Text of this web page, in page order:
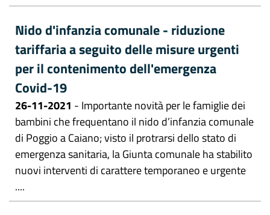
Nido d'infanzia comunale - riduzione
tariffaria a seguito delle misure urgenti
per il contenimento dell'emergenza
Covid-19
26-11-2021 - Importante novità per le famiglie dei
bambini che frequentano il nido d’infanzia comunale
di Poggio a Caiano; visto il protrarsi dello stato di
emergenza sanitaria, la Giunta comunale ha stabilito
nuovi interventi di carattere temporaneo e urgente
....